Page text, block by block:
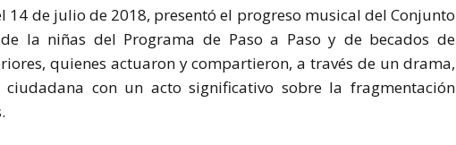
14 de julio de 2018, presentó el progreso musical del Conjunto
la niñas del Programa de Paso a Paso y de becados de
quienes actuaron y compartieron, a través de un drama,
ciudadana con un acto significativo sobre la fragmentación